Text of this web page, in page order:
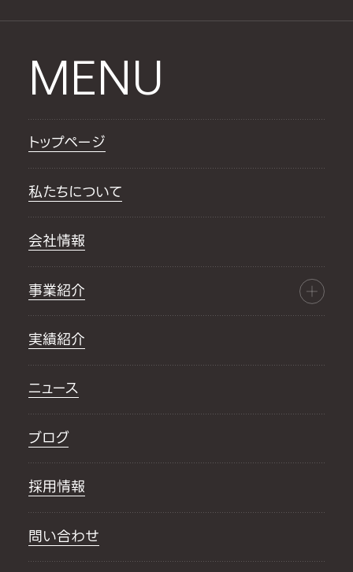
MENU
トップページ
私たちについて
会社情報
事業紹介
実績紹介
ニュース
ブログ
採用情報
問い合わせ